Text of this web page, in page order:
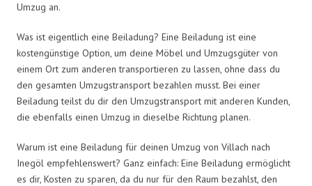
Umzug an.
Was ist eigentlich eine Beiladung? Eine Beiladung ist eine
kostengünstige Option, um deine Möbel und Umzugsgüter von
einem Ort zum anderen transportieren zu lassen, ohne dass du
den gesamten Umzugstransport bezahlen musst. Bei einer
Beiladung teilst du dir den Umzugstransport mit anderen Kunden,
die ebenfalls einen Umzug in dieselbe Richtung planen.
Warum ist eine Beiladung für deinen Umzug von Villach nach
Inegöl empfehlenswert? Ganz einfach: Eine Beiladung ermöglicht
es dir, Kosten zu sparen, da du nur für den Raum bezahlst, den